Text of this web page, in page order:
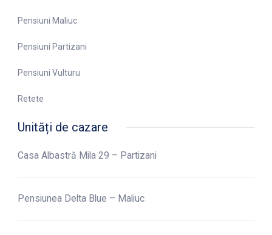
Pensiuni Maliuc
Pensiuni Partizani
Pensiuni Vulturu
Retete
Unități de cazare
Casa Albastră Mila 29 – Partizani
Pensiunea Delta Blue – Maliuc